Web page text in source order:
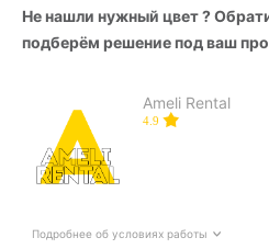
Не нашли нужный цвет ?
подберём решение под ваш
Ameli Rental
4.9
Подробнее об условиях работы